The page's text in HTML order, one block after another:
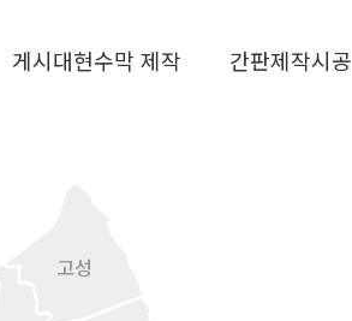
게시대현수막 제작 간판제작시공
고성